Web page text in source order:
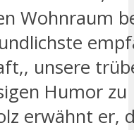
Wohnraum
unsere
Humor zu
erwähnt er,